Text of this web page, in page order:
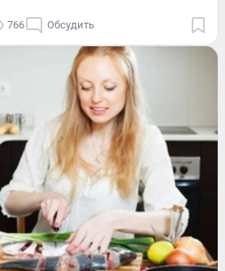
766 Обсудить